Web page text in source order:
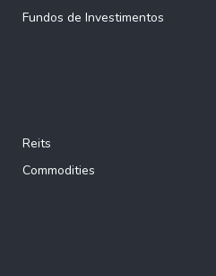
Fundos de Investimentos
Reits
Commodities